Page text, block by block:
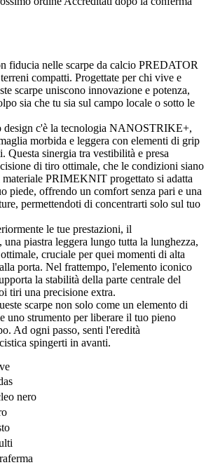
fiducia nelle scarpe da calcio PREDATOR
compatti. Progettate per chi vive e
scarpe uniscono innovazione e potenza,
sia che tu sia sul campo locale o sotto le
design c'è la tecnologia NANOSTRIKE+,
morbida e leggera con elementi di grip
Questa sinergia tra vestibilità e presa
di tiro ottimale, che le condizioni siano
materiale PRIMEKNIT progettato si adatta
piede, offrendo un comfort senza pari e una
permettendoti di concentrarti solo sul tuo
le tue prestazioni, il
piastra leggera lungo tutta la lunghezza,
cruciale per quei momenti di alta
porta. Nel frattempo, l'elemento iconico
la stabilità della parte centrale del
tiri una precisione extra.
scarpe non solo come un elemento di
uno strumento per liberare il tuo pieno
Ad ogni passo, senti l'eredità
spingerti in avanti.
nero